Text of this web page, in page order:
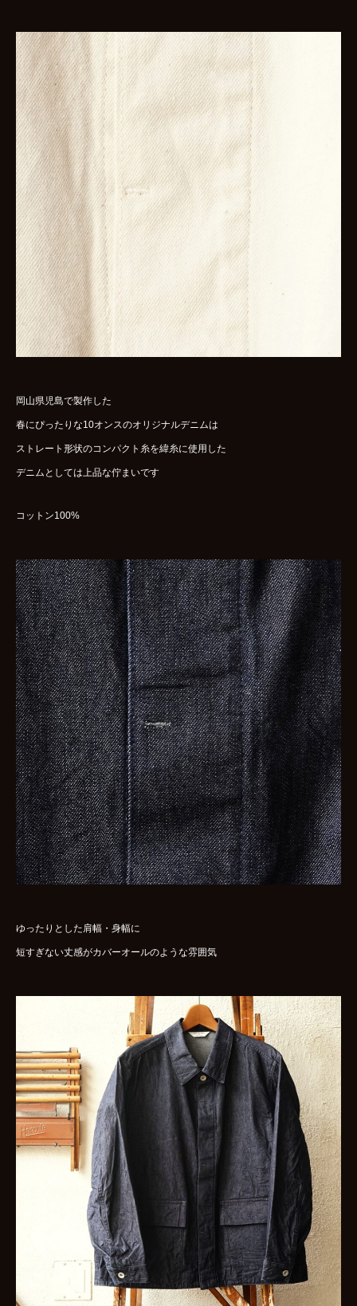
岡山県児島で製作した
春にぴったりな10オンスのオリジナルデニムは
ストレート形状のコンパクト糸を緯糸に使用した
デニムとしては上品な佇まいです
コットン100%
ゆったりとした肩幅・身幅に
短すぎない丈感がカバーオールのような雰囲気